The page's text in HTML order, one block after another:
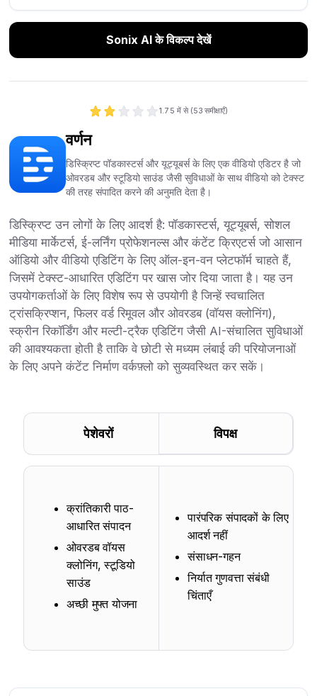
Sonix AI के विकल्प देखें
1.7 5 में से (53 समीक्षाएँ)
वर्णन
डिस्क्रिप्ट पॉडकास्टर्स और यूट्यूबर्स के लिए एक वीडियो एडिटर है जो
ओवरडब और स्टूडियो साउंड जैसी सुविधाओं के साथ वीडियो को टेक्स्ट
की तरह संपादित करने की अनुमति देता है।
डिस्क्रिप्ट उन लोगों के लिए आदर्श है: पॉडकास्टर्स, यूट्यूबर्स, सोशल
मीडिया मार्केटर्स, ई-लर्निंग प्रोफेशनल्स और कंटेंट क्रिएटर्स जो आसान
ऑडियो और वीडियो एडिटिंग के लिए ऑल-इन-वन प्लेटफॉर्म चाहते हैं,
जिसमें टेक्स्ट-आधारित एडिटिंग पर खास जोर दिया जाता है। यह उन
उपयोगकर्ताओं के लिए विशेष रूप से उपयोगी है जिन्हें स्वचालित
ट्रांसक्रिप्शन, फिलर वर्ड रिमूवल और ओवरडब (वॉयस क्लोनिंग),
स्क्रीन रिकॉर्डिंग और मल्टी-ट्रैक एडिटिंग जैसी AI-संचालित सुविधाओं
की आवश्यकता होती है ताकि वे छोटी से मध्यम लंबाई की परियोजनाओं
के लिए अपने कंटेंट निर्माण वर्कफ़्लो को सुव्यवस्थित कर सकें।
पेशेवरों विपक्ष
क्रांतिकारी पाठ-
आधारित संपादन
ओवरडब वॉयस
क्लोनिंग, स्टूडियो
साउंड
अच्छी मुफ्त योजना
पारंपरिक संपादकों के लिए
आदर्श नहीं
संसाधन-गहन
निर्यात गुणवत्ता संबंधी
चिंताएँ